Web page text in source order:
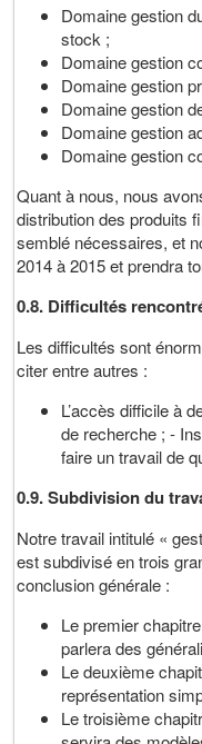
Domaine gestion
stock ;
Domaine gestion
Domaine gestion
Domaine gestion
Domaine gestion
Domaine gestion
Quant à nous, nous
distribution des produits
semblé nécessaires, et
2014 à 2015 et prendra
0.8. Difficultés
Les difficultés sont
citer entre autres :
L’accès difficile à
de recherche ; -
faire un travail de
0.9.Subdivision du
Notre travail intitulé «
est subdivisé en trois
conclusion générale :
Le premier
parlera des
Le deuxième
représentation
Le troisième